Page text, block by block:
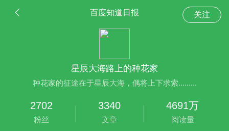
百度知道日报 关注
星辰大海路上的种花家
种花家的征途在于星辰大海，偶将上下求索.........
2702
粉丝
3340
文章
4691万
阅读量